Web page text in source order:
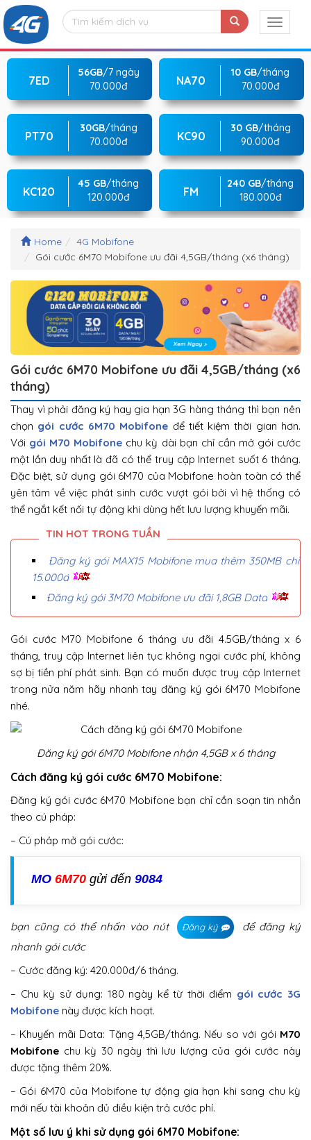
7ED
56GB/7 ngày
70.000đ
NA70
10 GB/tháng
70.000đ
PT70
30GB/tháng
70.000đ
KC90
30 GB/tháng
90.000đ
KC120
45 GB/tháng
120.000đ
FM
240 GB/tháng
180.000đ
Home
4G Mobifone
Gói cước 6M70 Mobifone ưu đãi 4,5GB/tháng (x6 tháng)
Gói cước 6M70 Mobifone ưu đãi 4,5GB/tháng (x6
tháng)
Thay vì phải đăng ký hay gia hạn 3G hàng tháng thì bạn nên
chọn gói cước 6M70 Mobifone để tiết kiệm thời gian hơn.
Với gói M70 Mobifone chu kỳ dài bạn chỉ cần mở gói cước
một lần duy nhất là đã có thể truy cập Internet suốt 6 tháng.
Đặc biệt, sử dụng gói 6M70 của Mobifone hoàn toàn có thể
yên tâm về việc phát sinh cước vượt gói bởi vì hệ thống có
thể ngắt kết nối tự động khi dùng hết lưu lượng khuyến mãi.
Đăng ký gói MAX15 Mobifone mua thêm 350MB chỉ
15.000đ
Đăng ký gói 3M70 Mobifone ưu đãi 1,8GB Data
Gói cước M70 Mobifone 6 tháng ưu đãi 4.5GB/tháng x 6
tháng, truy cập Internet liên tục không ngại cước phí, không
sợ bị tiền phí phát sinh. Bạn có muốn được truy cập Internet
trong nửa năm hãy nhanh tay đăng ký gói 6M70 Mobifone
nhé.
Đăng ký gói 6M70 Mobifone nhận 4,5GB x 6 tháng
Cách đăng ký gói cước 6M70 Mobifone:
Đăng ký gói cước 6M70 Mobifone bạn chỉ cần soạn tin nhắn
theo cú pháp:
– Cú pháp mở gói cước:
MO 6M70 gửi đến 9084
bạn cũng có thể nhấn vào nút Đăng ký
để đăng ký
nhanh gói cước
– Cước đăng ký: 420.000đ/6 tháng.
– Chu kỳ sử dụng: 180 ngày kể từ thời điểm gói cước 3G
Mobifone này được kích hoạt.
– Khuyến mãi Data: Tặng 4,5GB/tháng. Nếu so với góiM70
Mobifone chu kỳ 30 ngày thì lưu lượng của gói cước này
được tặng thêm 20%.
– Gói 6M70 của Mobifone tự động gia hạn khi sang chu kỳ
mới nếu tài khoản đủ điều kiện trả cước phí.
Một số lưu ý khi sử dụng gói 6M70 Mobifone: